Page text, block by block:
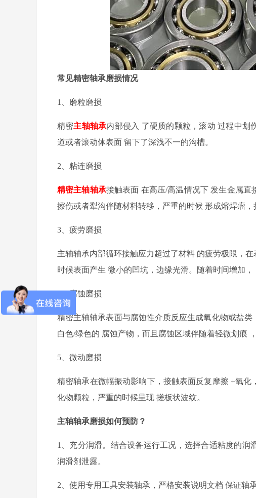
常见精密轴承磨损情况
1 磨粒磨损
精密主轴轴承内部侵入 了硬质的颗粒，滚动 过程中划
道或者滚动体表面 留下了深浅不一的沟槽。
2 粘连磨损
精密主轴轴承接触表面 在高压/高温情况下 发生金属直
擦伤或者犁沟伴随材料转移，严重的时候 形成熔焊瘤 ，
3 疲劳磨损
主轴轴承内部循环接触应力超过了材料 的疲劳极限 ，在
时候表面产生 微小的凹坑，边缘光滑。随着时间增加，
4、腐蚀磨损
精密主轴轴承表面与腐蚀性介质反应生成氧化物或盐类
白色/绿色的 腐蚀产物 ，而且 腐蚀区域伴随着轻微划痕
5 微动磨损
精密轴承在微幅振动影响下，接触表面反复摩擦 +氧化
化物颗粒 ， 严重的时候呈现 搓板状波纹。
主轴轴承磨损如何预防？
1 、充分润滑。结合设备运行工况， 选择合适粘度的润
润滑剂泄露。
2 使用专用工具安装轴承，严格安装说明文档 保证轴